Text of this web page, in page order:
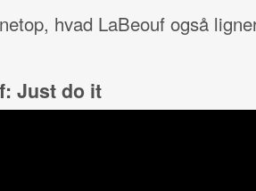
hvad LaBeouf også
Just do it